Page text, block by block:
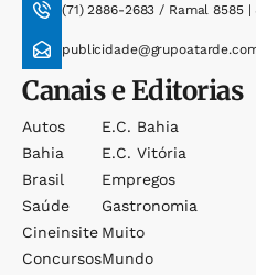
(71) 2886-2683 / Ramal 8585 |
Canais e Editorias
Autos
Bahia
Brasil
Saúde
Cineinsite
Concursos
E.c. Bahia
E.c. Vitória
Empregos
Gastronomia
Muito
Mundo